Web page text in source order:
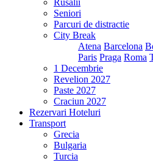
Rusalii
Seniori
Parcuri de distractie
City Break
Atena Barcelona
Paris Praga Roma
1 Decembrie
Revelion 2027
Paste 2027
Craciun 2027
Rezervari Hoteluri
Transport
Grecia
Bulgaria
Turcia